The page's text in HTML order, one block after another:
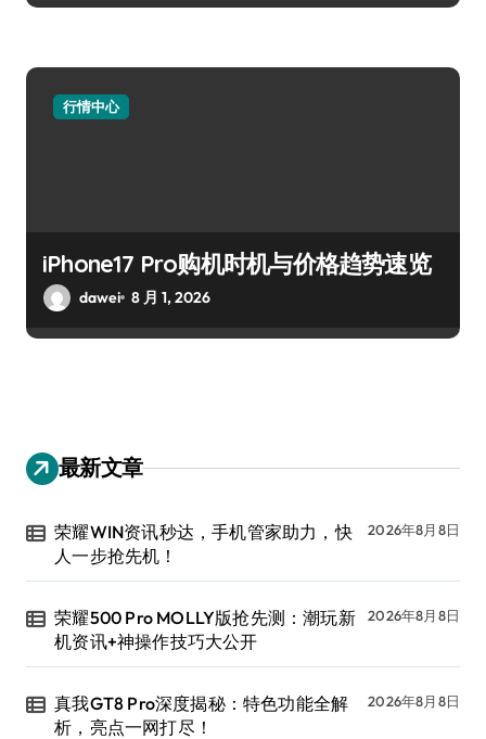
行情中心
iPhone17 Pro购机时机与价格趋势速览
dawei 8 月 1, 2026
最新文章
荣耀WIN资讯秒达，手机管家助力，快
人一步抢先机！
2026年8月8日
荣耀500 Pro MOLLY版抢先测：潮玩新
机资讯+神操作技巧大公开
2026年8月8日
真我GT8 Pro深度揭秘：特色功能全解
析，亮点一网打尽！
2026年8月8日